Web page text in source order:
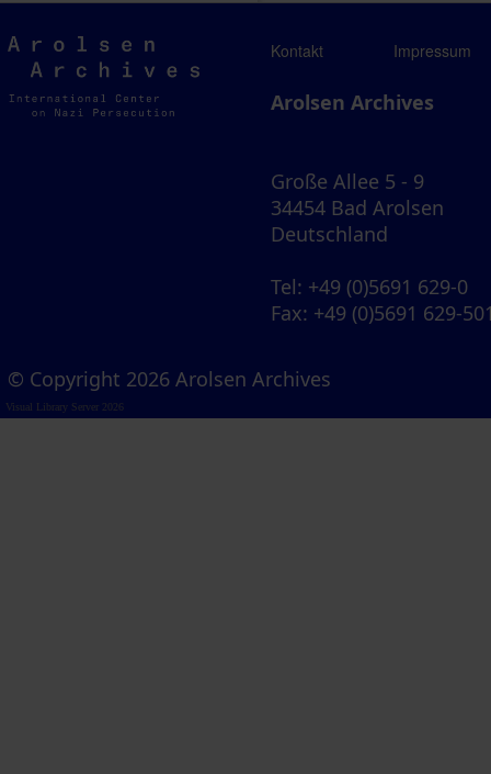
Arolsen
Archives
Kontakt Impressum
Arolsen Archives
Große Allee 5 - 9
34454 Bad Arolsen
Deutschland
Tel: +49 (0)5691 629-0
Fax: +49 (0)5691 629-
© Copyright 2026 Arolsen Archives
Visual Library Server 2026